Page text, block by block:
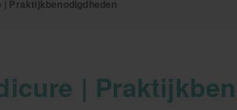
| Praktijkbenodigdheden
|